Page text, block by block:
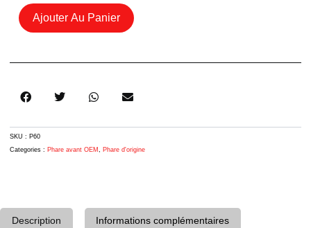
Phare
Led
8492473
F31
Ajouter Au Panier
SKU : P60
Categories : Phare avant OEM , Phare d'origine
Description Informations complémentaires